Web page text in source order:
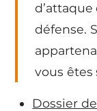
défense.
vous êtes
Dossier